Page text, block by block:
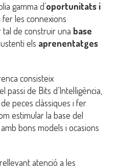
gamma d’oportunitats i
les connexions
de construir una base
els aprenentatges
consisteix
de Bits d’Intel·ligència,
peces clàssiques i fer
estimular la base del
bons models i ocasions
atenció a les